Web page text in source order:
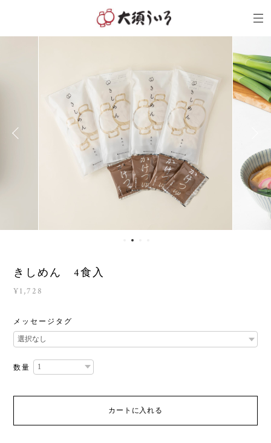
きしめん 4食入
¥1,728
メッセージタグ
数量
カートに入れる